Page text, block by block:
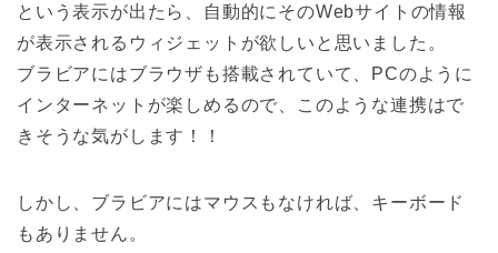
という表示が出たら、自動的にそのWebサイトの情報
が表示されるウィジェットが欲しいと思いました。
ブラビアにはブラウザも搭載されていて、PCのように
インターネットが楽しめるので、このような連携はで
きそうな気がします！！
しかし、ブラビアにはマウスもなければ、キーボード
もありません。